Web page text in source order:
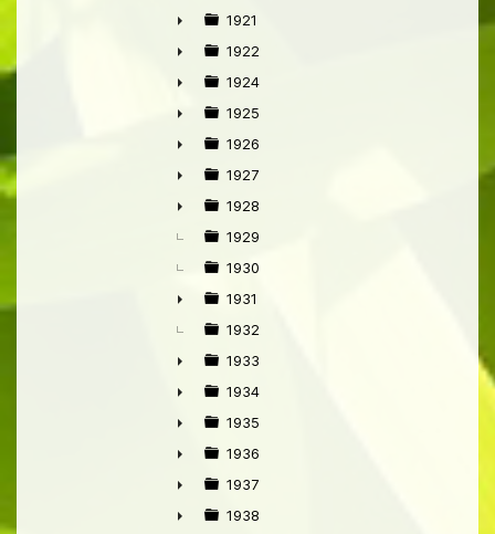
►
►
1921
►
1922
►
1924
►
1925
►
1926
►
1927
►
1928
1929
1930
►
1931
1932
►
1933
►
1934
►
1935
►
1936
►
1937
1938